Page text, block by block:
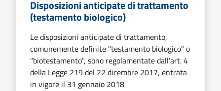
Disposizioni anticipate di trattamento
(testamento biologico)
Le disposizioni anticipate di trattamento,
comunemente definite "testamento biologico" o
"biotestamento", sono regolamentate dall’art. 4
della Legge 219 del 22 dicembre 2017, entrata
in vigore il 31 gennaio 2018